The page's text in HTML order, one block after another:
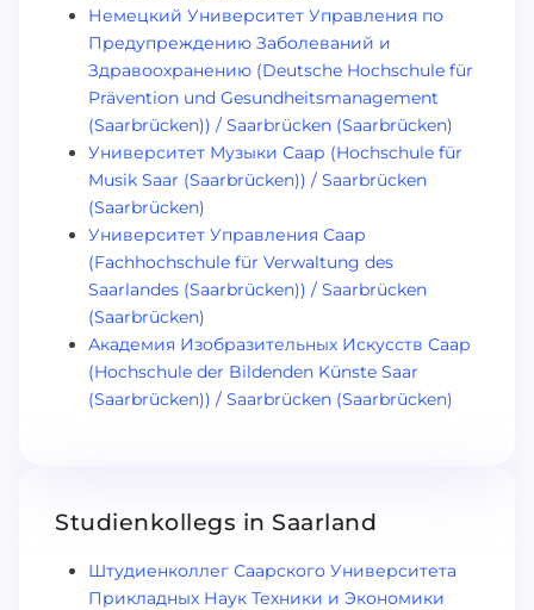
Немецкий Университет Управления по
Предупреждению Заболеваний и
Здравоохранению (Deutsche Hochschule für
Prävention und Gesundheitsmanagement
(Saarbrücken)) / Saarbrücken (Saarbrücken)
Университет Музыки Саар (Hochschule für
Musik Saar (Saarbrücken)) / Saarbrücken
(Saarbrücken)
Университет Управления Саар
(Fachhochschule für Verwaltung des
Saarlandes (Saarbrücken)) / Saarbrücken
(Saarbrücken)
Академия Изобразительных Искусств Саар
(Hochschule der Bildenden Künste Saar
(Saarbrücken)) / Saarbrücken (Saarbrücken)
Studienkollegs in Saarland
Штудиенколлег Саарского Университета
Прикладных Наук Техники и Экономики